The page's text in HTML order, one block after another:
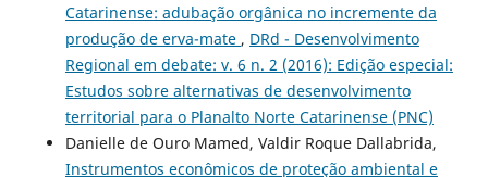
Catarinense: adubação orgânica no incremente da
produção de erva-mate , DRd - Desenvolvimento
Regional em debate: v. 6 n. 2 (2016): Edição especial:
Estudos sobre alternativas de desenvolvimento
territorial para o Planalto Norte Catarinense (PNC)
Danielle de Ouro Mamed, Valdir Roque Dallabrida,
Instrumentos econômicos de proteção ambiental e